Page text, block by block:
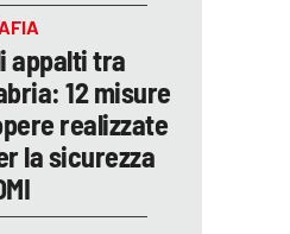
appalti tra
12 misure
realizzate
la sicurezza